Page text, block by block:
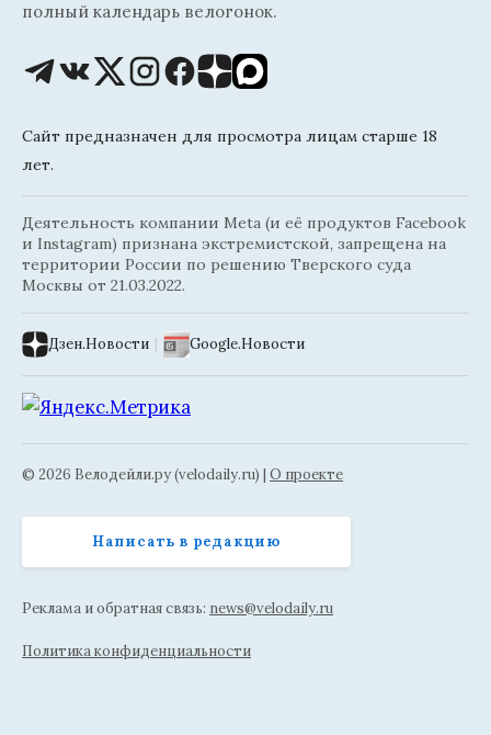
полный календарь велогонок.
Сайт предназначен для просмотра лицам старше 18
лет.
Деятельность компании Meta (и её продуктов Facebook
и Instagram) признана экстремистской, запрещена на
территории России по решению Тверского суда
Москвы от 21.03.2022.
Дзен.Новости | Google.Новости
© 2026 Велодейли.ру (velodaily.ru) | О проекте
Написать в редакцию
Реклама и обратная связь: news@velodaily.ru
Политика конфиденциальности